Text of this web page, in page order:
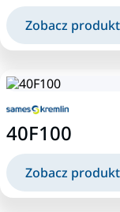
Zobacz produkt
40F100
Zobacz produkt